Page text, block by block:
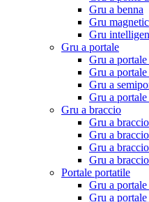
Gru a benna
Gru
Gru
Gru a portale
Gru a
Gru a
Gru a
Gru a
Gru a braccio
Gru a
Gru a
Gru a
Gru a
Portale portatile
Gru a
Gru a